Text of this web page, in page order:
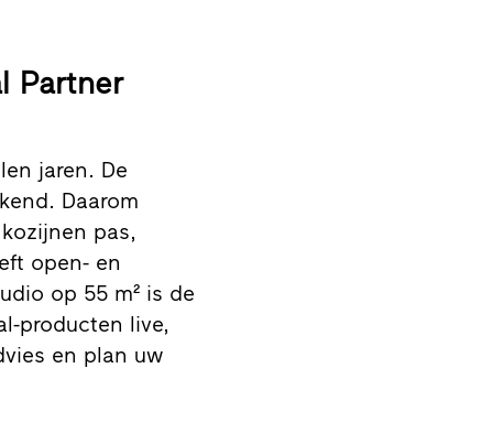
Partner
jaren. De
Daarom
pas,
open- en
op 55 m² is de
producten live,
en plan uw